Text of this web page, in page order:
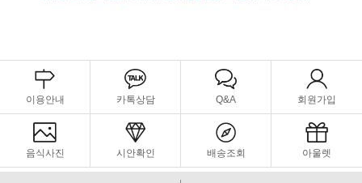
이용안내 카톡상담 Q&A 회원가입
음식사진 시안확인 배송조회 아울렛